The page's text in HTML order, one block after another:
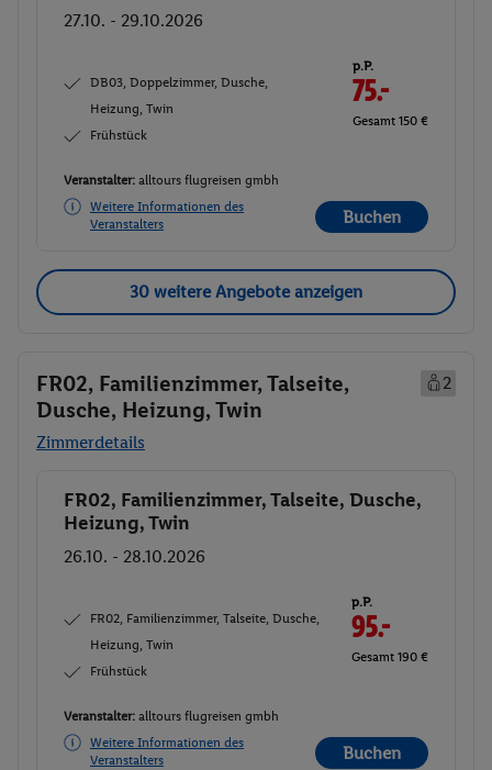
27.10. - 29.10.2026
DB03, Doppelzimmer, Dusche,
Heizung, Twin
Frühstück
p.P.
75.-
Gesamt 150 €
Veranstalter: alltours flugreisen gmbh
Weitere Informationen des
Veranstalters
Buchen
30 weitere Angebote anzeigen
FR02, Familienzimmer, Talseite,
Dusche, Heizung, Twin
2
Zimmerdetails
Buchen
FR02, Familienzimmer, Talseite, Dusche,
Heizung, Twin
26.10. - 28.10.2026
FR02, Familienzimmer, Talseite, Dusche,
Heizung, Twin
Frühstück
p.P.
95.-
Gesamt 190 €
Veranstalter: alltours flugreisen gmbh
Weitere Informationen des
Veranstalters
Buchen